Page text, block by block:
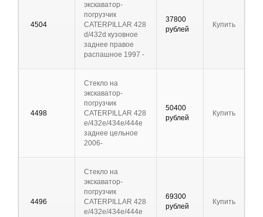
4504
экскаватор-
погрузчик
CATERPILLAR 428
d/432d кузовное
заднее правое
распашное 1997 -
37800
рублей
Купить
4498
Стекло на
экскаватор-
погрузчик
CATERPILLAR 428
e/432e/434e/444e
заднее цельное
2006-
50400
рублей
Купить
4496
Стекло на
экскаватор-
погрузчик
CATERPILLAR 428
e/432e/434e/444e
69300
рублей
Купить